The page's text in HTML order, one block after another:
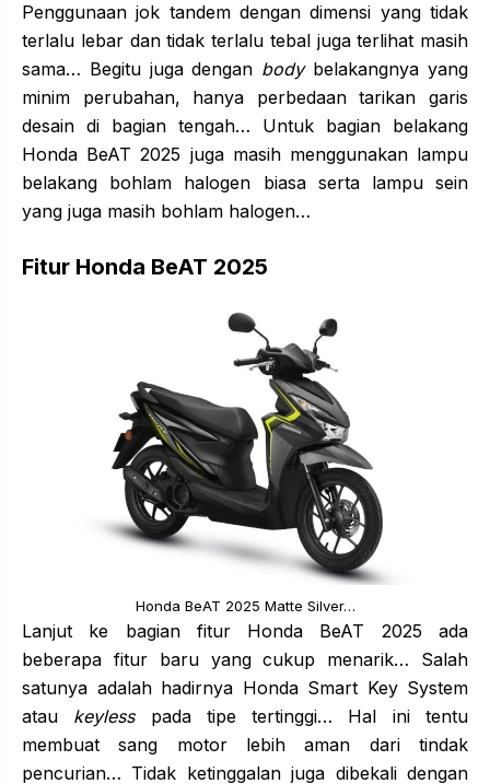
Penggunaan jok tandem dengan dimensi yang tidak
terlalu lebar dan tidak terlalu tebal juga terlihat masih
sama… Begitu juga dengan bodybelakangnya yang
minim perubahan, hanya perbedaan tarikan garis
desain di bagian tengah… Untuk bagian belakang
Honda BeAT 2025 juga masih menggunakan lampu
belakang bohlam halogen biasa serta lampu sein
yang juga masih bohlam halogen…
Fitur Honda BeAT 2025
Honda BeAT 2025 Matte Silver…
Lanjut ke bagian fitur Honda BeAT 2025 ada
beberapa fitur baru yang cukup menarik… Salah
satunya adalah hadirnya Honda Smart Key System
atau keylesspada tipe tertinggi… Hal ini tentu
membuat sang motor lebih aman dari tindak
pencurian… Tidak ketinggalan juga dibekali dengan